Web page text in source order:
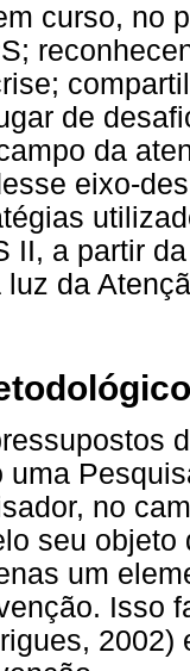
curso, no
de
da
eixo-
II, a partir
luz da
uma
no
seu
um
Isso